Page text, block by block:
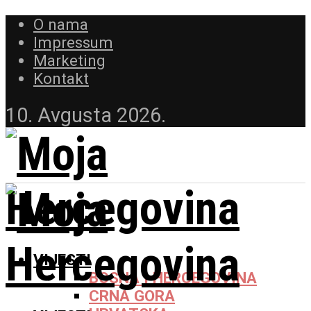
O nama
Impressum
Marketing
Kontakt
10. Avgusta 2026.
VIJESTI
BOSNA I HERCEGOVINA
CRNA GORA